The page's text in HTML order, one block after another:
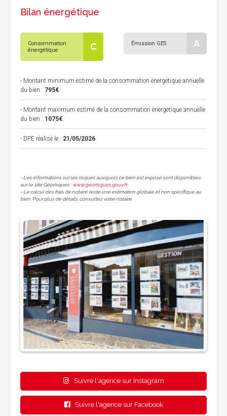
Bilan énergétique
Consommation
énergétique
C Émission GES A
- Montant minimum estimé de la consommation énergétique annuelle
du bien : 795€.
- Montant maximum estimé de la consommation énergétique annuelle
du bien : 1075€.
- DPE réalisé le : 21/05/2026.
- Les informations sur les risques auxquels ce bien est exposé sont disponibles
sur le site Géorisques :www.georisques.gouv.fr.
- Le calcul des frais de notaire reste une estimation globale et non spécifique au
bien. Pour plus de détails, consultez votre notaire.
Suivre l'agence sur Instagram
Suivre l'agence sur Facebook